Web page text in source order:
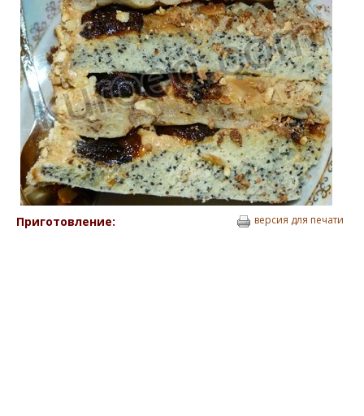
Приготовление: версия для печати